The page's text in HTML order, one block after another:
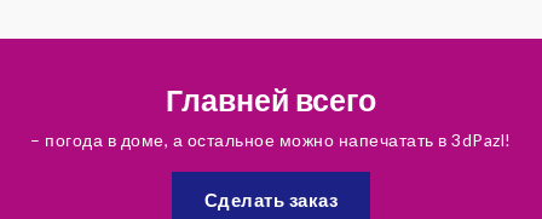
Главней всего
– погода в доме, а остальное можно напечатать в 3dPazl!
Сделать заказ